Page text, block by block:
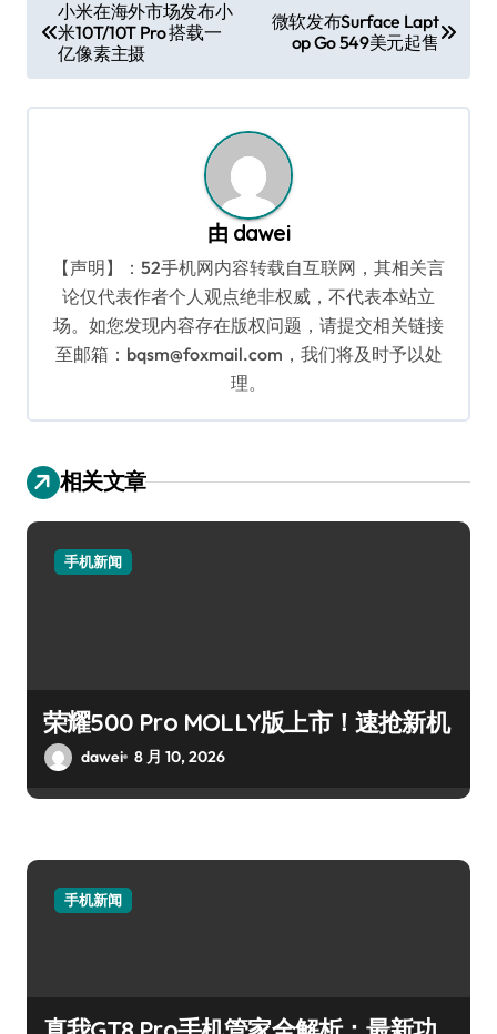
章
导
航
小米在海外市场发布小
米10T/10T Pro 搭载一
亿像素主摄
微软发布Surface Lapt
op Go 549美元起售
由 dawei
【声明】：52手机网内容转载自互联网，其相关言
论仅代表作者个人观点绝非权威，不代表本站立
场。如您发现内容存在版权问题，请提交相关链接
至邮箱：bqsm@foxmail.com，我们将及时予以处
理。
相关文章
手机新闻
荣耀500 Pro MOLLY版上市！速抢新机
dawei 8 月 10, 2026
手机新闻